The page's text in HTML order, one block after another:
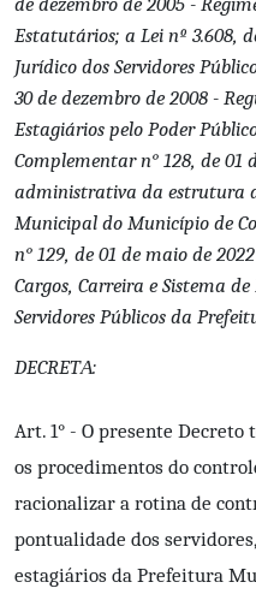
Estatutários; a Lei nº 3.608,
Jurídico dos Servidores
30 de dezembro de 2008 -
Estagiários pelo Poder
Complementar n° 128, de 01
administrativa da estrutura
Municipal do Município de
n° 129, de 01 de maio de
Cargos, Carreira e Sistema
Servidores Públicos da
DECRETА:
Art. 1° - O presente
os procedimentos do
racionalizar a rotina de
pontualidade dos
estagiários da Prefeitura